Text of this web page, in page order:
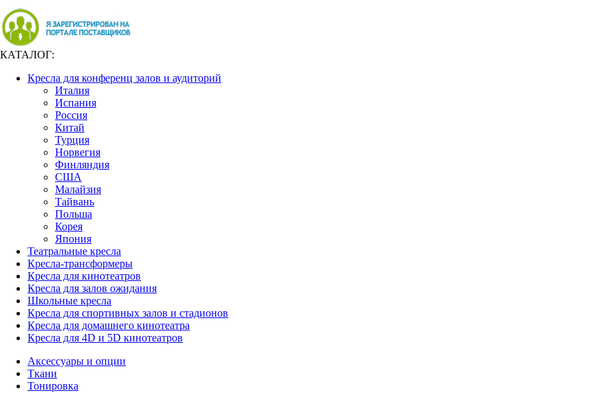
КАТАЛОГ:
Кресла для конференц залов и аудиторий
Италия
Испания
Россия
Китай
Турция
Норвегия
Финляндия
США
Малайзия
Тайвань
Польша
Корея
Япония
Театральные кресла
Кресла-трансформеры
Кресла для кинотеатров
Кресла для залов ожидания
Школьные кресла
Кресла для спортивных залов и стадионов
Кресла для домашнего кинотеатра
Кресла для 4D и 5D кинотеатров
Аксессуары и опции
Ткани
Тонировка